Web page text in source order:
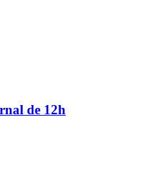
de 12h